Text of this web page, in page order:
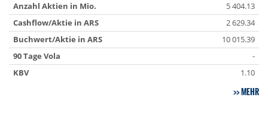
Anzahl Aktien in Mio.
5 404.13
Cashflow/Aktie in ARS
2 629.34
Buchwert/Aktie in ARS
10 015.39
90 Tage Vola
-
KBV
1.10
MEHR